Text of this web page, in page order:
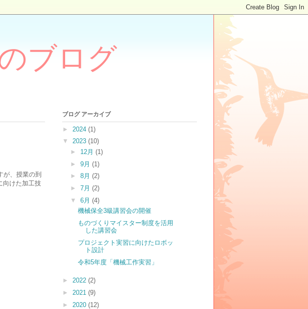
ブログ
が、授業の到
向けた加工技
ブログ アーカイブ
► 2024 (1)
▼ 2023 (10)
► 12月 (1)
► 9月 (1)
► 8月 (2)
► 7月 (2)
▼ 6月 (4)
機械保全3級講習会の開催
ものづくりマイスター制度を活用
した講習会
プロジェクト実習に向けたロボッ
ト設計
令和5年度「機械工作実習」
► 2022 (2)
► 2021 (9)
► 2020 (12)